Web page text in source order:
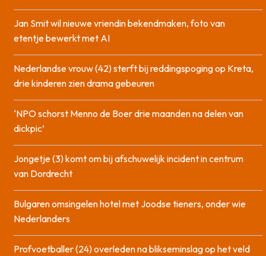
Jan Smit wil nieuwe vriendin bekendmaken, foto van
etentje bewerkt met AI
Nederlandse vrouw (42) sterft bij reddingspoging op Kreta,
drie kinderen zien drama gebeuren
‘NPO schorst Menno de Boer drie maanden na delen van
dickpic’
Jongetje (3) komt om bij afschuwelijk incident in centrum
van Dordrecht
Bulgaren omsingelen hotel met Joodse tieners, onder wie
Nederlanders
Profvoetballer (24) overleden na blikseminslag op het veld